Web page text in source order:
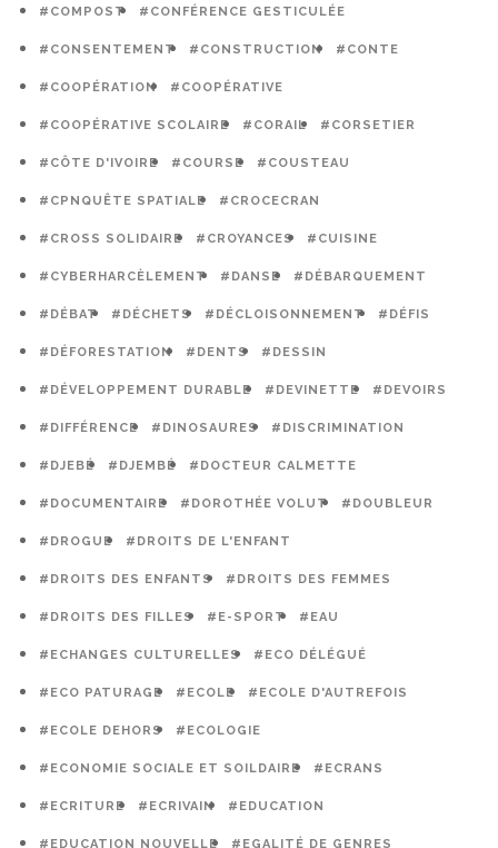
#COMPOST #CONFÉRENCE GESTICULÉE
#CONSENTEMENT #CONSTRUCTION #CONTE
#COOPÉRATION #COOPÉRATIVE
#COOPÉRATIVE SCOLAIRE #CORAIL #CORSETIER
#CÔTE D'IVOIRE #COURSE #COUSTEAU
#CPNQUÊTE SPATIALE #CROCECRAN
#CROSS SOLIDAIRE #CROYANCES #CUISINE
#CYBERHARCÈLEMENT #DANSE #DÉBARQUEMENT
#DÉBAT #DÉCHETS #DÉCLOISONNEMENT #DÉFIS
#DÉFORESTATION #DENTS #DESSIN
#DÉVELOPPEMENT DURABLE #DEVINETTE #DEVOIRS
#DIFFÉRENCE #DINOSAURES #DISCRIMINATION
#DJEBÉ #DJEMBÉ #DOCTEUR CALMETTE
#DOCUMENTAIRE #DOROTHÉE VOLUT #DOUBLEUR
#DROGUE #DROITS DE L'ENFANT
#DROITS DES ENFANTS #DROITS DES FEMMES
#DROITS DES FILLES #E-SPORT #EAU
#ECHANGES CULTURELLES #ECO DÉLÉGUÉ
#ECO PATURAGE #ECOLE #ECOLE D'AUTREFOIS
#ECOLE DEHORS #ECOLOGIE
#ECONOMIE SOCIALE ET SOILDAIRE #ECRANS
#ECRITURE #ECRIVAIN #EDUCATION
#EDUCATION NOUVELLE #EGALITÉ DE GENRES